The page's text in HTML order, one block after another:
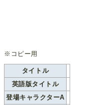
※コピー用
タイトル
英語版タイトル
登場キャラクターA